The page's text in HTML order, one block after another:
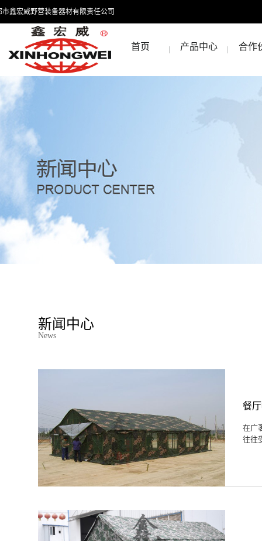
市鑫宏威野营装备器材有限责任公司
首页 产品中心 合作
新闻中心
News
餐
在广
往往